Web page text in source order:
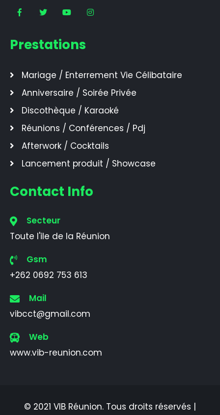
Prestations
Mariage / Enterrement Vie Célibataire
Anniversaire / Soirée Privée
Discothèque / Karaoké
Réunions / Conférences / Pdj
Afterwork / Cocktails
Lancement produit / Showcase
Contact Info
Secteur
Toute l'ile de la Réunion
Gsm
+262 0692 753 613
Mail
vibcct@gmail.com
Web
www.vib-reunion.com
© 2021 VIB Réunion. Tous droits réservés |